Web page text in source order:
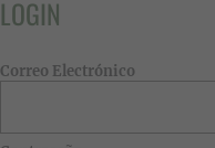
LOGIN
Correo Electrónico